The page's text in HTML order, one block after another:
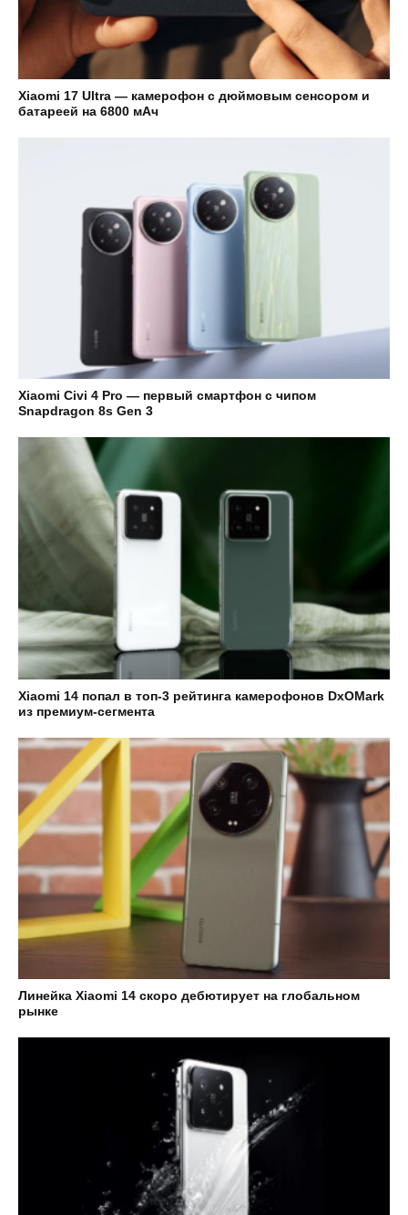
Xiaomi 17 Ultra — камерофон с дюймовым сенсором и
батареей на 6800 мАч
Xiaomi Civi 4 Pro — первый смартфон с чипом
Snapdragon 8s Gen 3
Xiaomi 14 попал в топ-3 рейтинга камерофонов DxOMark
из премиум-сегмента
Линейка Xiaomi 14 скоро дебютирует на глобальном
рынке